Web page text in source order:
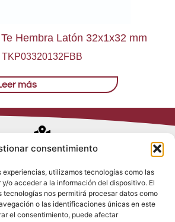
consentimiento
experiencias, utilizamos tecnologías como las
o acceder a la información del dispositivo. El
tecnologías nos permitirá procesar datos como
o las identificaciones únicas en este
el consentimiento, puede afectar
Hembra Latón 32x1x32 mm
TKP03320132FBB
más
Avenida de
28017 Madrid
(España)
(+34) 910 917
Política de
Privacidad
Política de
Cookies